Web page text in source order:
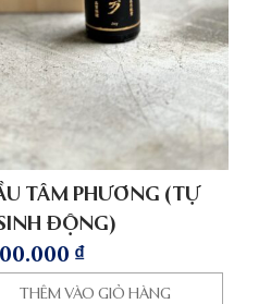
TÂM PHƯƠNG (TỰ
ĐỘNG)
₫
THÊM VÀO GIỎ HÀNG